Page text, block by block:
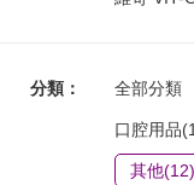
分類： 全部分類
口腔用品
其他(12)